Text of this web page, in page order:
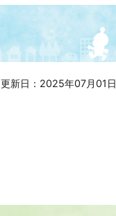
更新日：2025年07月01日